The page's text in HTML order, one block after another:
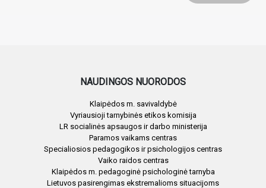
NAUDINGOS NUORODOS
Klaipėdos m. savivaldybė
Vyriausioji tarnybinės etikos komisija
LR socialinės apsaugos ir darbo ministerija
Paramos vaikams centras
Specialiosios pedagogikos ir psichologijos centras
Vaiko raidos centras
Klaipėdos m. pedagoginė psichologinė tarnyba
Lietuvos pasirengimas ekstremalioms situacijoms